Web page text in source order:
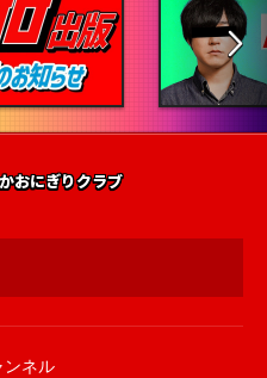
おにぎりクラブ
ンネル